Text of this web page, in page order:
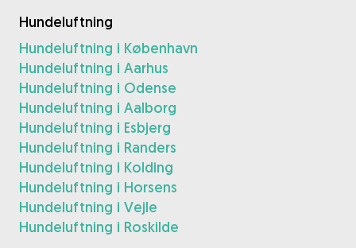
Hundeluftning
Hundeluftning i København
Hundeluftning i Aarhus
Hundeluftning i Odense
Hundeluftning i Aalborg
Hundeluftning i Esbjerg
Hundeluftning i Randers
Hundeluftning i Kolding
Hundeluftning i Horsens
Hundeluftning i Vejle
Hundeluftning i Roskilde